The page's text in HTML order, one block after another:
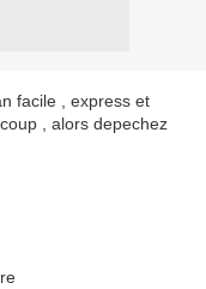
facile , express et
, alors depechez